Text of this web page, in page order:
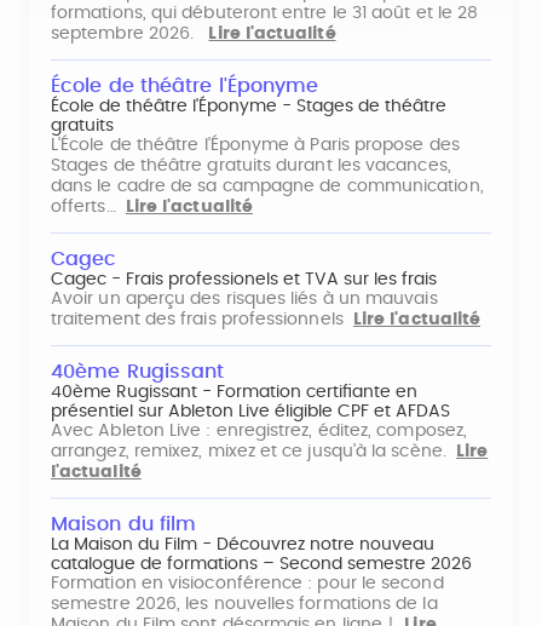
formations, qui débuteront entre le 31 août et le 28
septembre 2026.
Lire l'actualité
École de théâtre l'Éponyme
École de théâtre l'Éponyme - Stages de théâtre
gratuits
L'École de théâtre l'Éponyme à Paris propose des
Stages de théâtre gratuits durant les vacances,
dans le cadre de sa campagne de communication,
offerts…
Lire l'actualité
Cagec
Cagec - Frais professionels et TVA sur les frais
Avoir un aperçu des risques liés à un mauvais
traitement des frais professionnels
Lire l'actualité
40ème Rugissant
40ème Rugissant - Formation certifiante en
présentiel sur Ableton Live éligible CPF et AFDAS
Avec Ableton Live : enregistrez, éditez, composez,
arrangez, remixez, mixez et ce jusqu'à la scène.
Lire
l'actualité
Maison du film
La Maison du Film - Découvrez notre nouveau
catalogue de formations – Second semestre 2026
Formation en visioconférence : pour le second
semestre 2026, les nouvelles formations de la